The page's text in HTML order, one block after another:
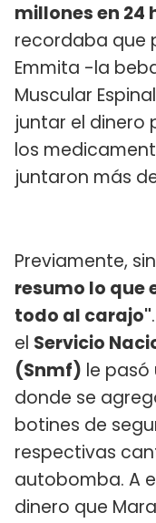
millones en 24
recordaba que
Emmita -la
Muscular
juntar el dinero
los
juntaron más
Previamente,
resumo lo que
todo al carajo"
el Servicio
(Snmf) le pasó
donde se
botines de
respectivas
autobomba. A
dinero que